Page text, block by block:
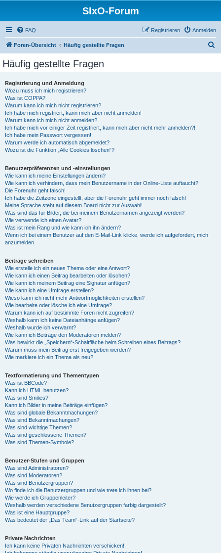
SIxO-Forum
FAQ Anmelden
Registrieren
Foren-Übersicht Häufig gestellte Fragen
Häufig gestellte Fragen
Registrierung und Anmeldung
Wozu muss ich mich registrieren?
Was ist COPPA?
Warum kann ich mich nicht registrieren?
Ich habe mich registriert, kann mich aber nicht anmelden!
Warum kann ich mich nicht anmelden?
Ich habe mich vor einiger Zeit registriert, kann mich aber nicht mehr anmelden?!
Ich habe mein Passwort vergessen!
Warum werde ich automatisch abgemeldet?
Wozu ist die Funktion „Alle Cookies löschen“?
Benutzerpräferenzen und -einstellungen
Wie kann ich meine Einstellungen ändern?
Wie kann ich verhindern, dass mein Benutzername in der Online-Liste auftaucht?
Die Forenuhr geht falsch!
Ich habe die Zeitzone eingestellt, aber die Forenuhr geht immer noch falsch!
Meine Sprache steht auf diesem Board nicht zur Auswahl!
Was sind das für Bilder, die bei meinem Benutzernamen angezeigt werden?
Wie verwende ich einen Avatar?
Was ist mein Rang und wie kann ich ihn ändern?
Wenn ich bei einem Benutzer auf den E-Mail-Link klicke, werde ich aufgefordert, mich
anzumelden.
Beiträge schreiben
Wie erstelle ich ein neues Thema oder eine Antwort?
Wie kann ich einen Beitrag bearbeiten oder löschen?
Wie kann ich meinem Beitrag eine Signatur anfügen?
Wie kann ich eine Umfrage erstellen?
Wieso kann ich nicht mehr Antwortmöglichkeiten erstellen?
Wie bearbeite oder lösche ich eine Umfrage?
Warum kann ich auf bestimmte Foren nicht zugreifen?
Weshalb kann ich keine Dateianhänge anfügen?
Weshalb wurde ich verwarnt?
Wie kann ich Beiträge den Moderatoren melden?
Was bewirkt die „Speichern“-Schaltfläche beim Schreiben eines Beitrags?
Warum muss mein Beitrag erst freigegeben werden?
Wie markiere ich ein Thema als neu?
Textformatierung und Thementypen
Was ist BBCode?
Kann ich HTML benutzen?
Was sind Smilies?
Kann ich Bilder in meine Beiträge einfügen?
Was sind globale Bekanntmachungen?
Was sind Bekanntmachungen?
Was sind wichtige Themen?
Was sind geschlossene Themen?
Was sind Themen-Symbole?
Benutzer-Stufen und Gruppen
Was sind Administratoren?
Was sind Moderatoren?
Was sind Benutzergruppen?
Wo finde ich die Benutzergruppen und wie trete ich ihnen bei?
Wie werde ich Gruppenleiter?
Weshalb werden verschiedene Benutzergruppen farbig dargestellt?
Was ist eine Hauptgruppe?
Was bedeutet der „Das Team“-Link auf der Startseite?
Private Nachrichten
Ich kann keine Privaten Nachrichten verschicken!